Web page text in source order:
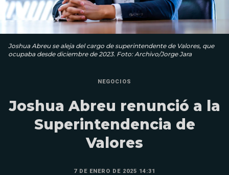
Joshua Abreu se aleja del cargo de superintendente de Valores, que
ocupaba desde diciembre de 2023. Foto: Archivo/Jorge Jara
NEGOCIOS
Joshua Abreu renunció a la
Superintendencia de
Valores
7 DE ENERO DE 2025 14:31